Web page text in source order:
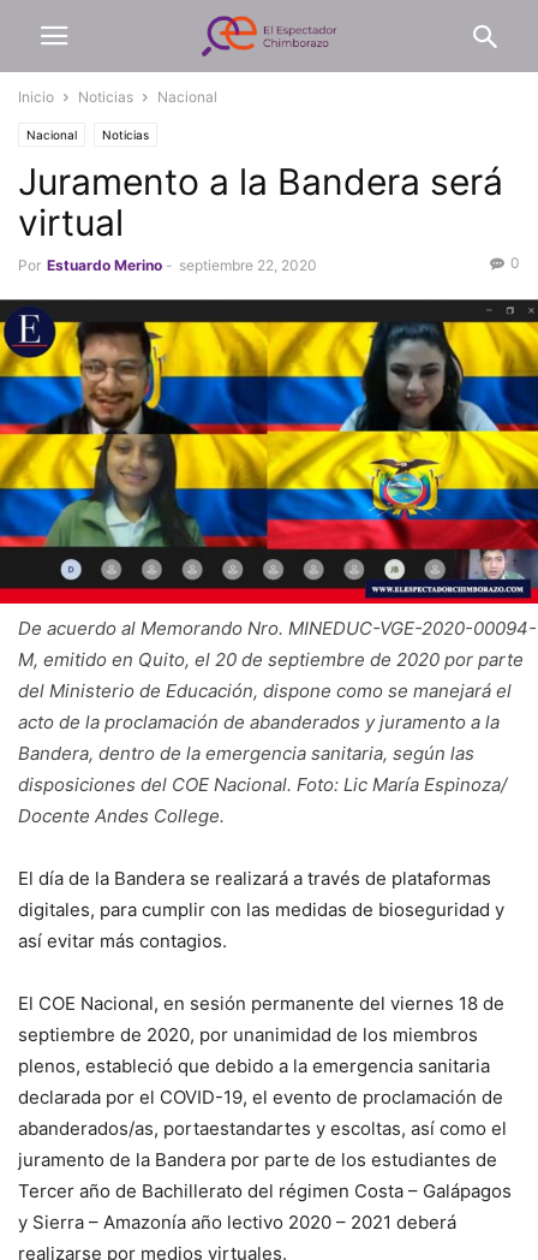
Inicio Noticias Nacional
Nacional Noticias
Juramento a la Bandera será
virtual
Por Estuardo Merino - septiembre 22, 2020 0
De acuerdo al Memorando Nro. MINEDUC-VGE-2020-00094-
M, emitido en Quito, el 20 de septiembre de 2020 por parte
del Ministerio de Educación, dispone como se manejará el
acto de la proclamación de abanderados y juramento a la
Bandera, dentro de la emergencia sanitaria, según las
disposiciones del COE Nacional. Foto: Lic María Espinoza/
Docente Andes College.
El día de la Bandera se realizará a través de plataformas
digitales, para cumplir con las medidas de bioseguridad y
así evitar más contagios.
El COE Nacional, en sesión permanente del viernes 18 de
septiembre de 2020, por unanimidad de los miembros
plenos, estableció que debido a la emergencia sanitaria
declarada por el COVID-19, el evento de proclamación de
abanderados/as, portaestandartes y escoltas, así como el
juramento de la Bandera por parte de los estudiantes de
Tercer año de Bachillerato del régimen Costa – Galápagos
y Sierra – Amazonía año lectivo 2020 – 2021 deberá
realizarse por medios virtuales.